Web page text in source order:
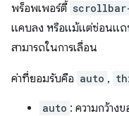
พร็อพเพอร์ตี้
แคบลง หรือแม้แต่ซ่อนแถ
สามารถในการเลื่อน
ค่าที่ยอมรับคือ auto ,
auto : ความกว้าง